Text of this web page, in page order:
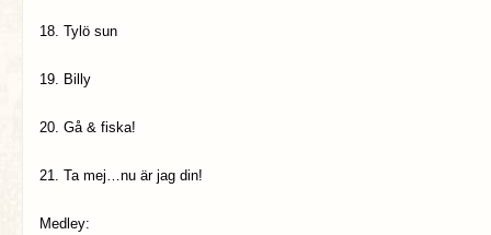
18. Tylö sun
19. Billy
20. Gå & fiska!
21. Ta mej…nu är jag din!
Medley: